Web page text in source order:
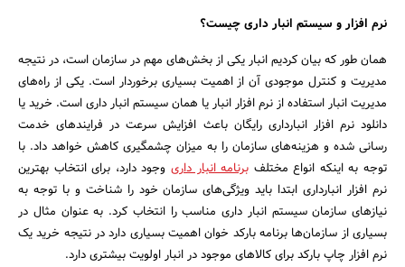
نرم افزار و سیستم انبار داری چیست؟
همان طور که بیان کردیم انبار یکی از بخش‌های مهم در سازمان است، در نتیجه
مدیریت و کنترل موجودی آن از اهمیت بسیاری برخوردار است. یکی از راه‌های
مدیریت انبار استفاده از نرم افزار انبار یا همان سیستم انبار داری است. خرید یا
دانلود نرم افزار انبارداری رایگان باعث افزایش سرعت در فرایندهای خدمت
رسانی شده و هزینه‌های سازمان را به میزان چشمگیری کاهش خواهد داد. با
توجه به اینکه انواع مختلف برنامه انبار داری وجود دارد، برای انتخاب بهترین
نرم افزار انبارداری ابتدا باید ویژگی‌های سازمان خود را شناخت و با توجه به
نیازهای سازمان سیستم انبار داری مناسب را انتخاب کرد. به عنوان مثال در
بسیاری از سازمان‌ها برنامه بارکد خوان اهمیت بسیاری دارد در نتیجه خرید یک
نرم افزار چاپ بارکد برای کالاهای موجود در انبار اولویت بیشتری دارد.